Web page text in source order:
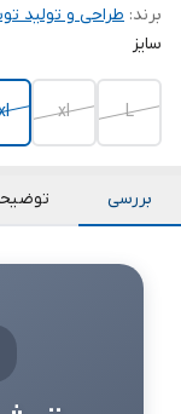
برند: طراحی و تولید
سایز
L
xl
بررسی